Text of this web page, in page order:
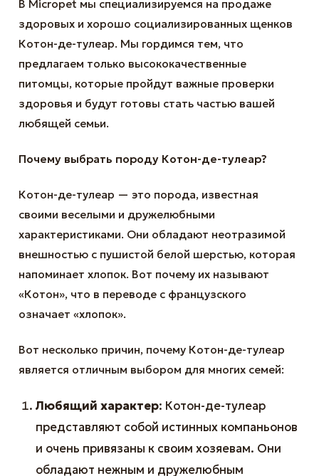
В Micropet мы специализируемся на продаже
здоровых и хорошо социализированных щенков
Котон-де-тулеар. Мы гордимся тем, что
предлагаем только высококачественные
питомцы, которые пройдут важные проверки
здоровья и будут готовы стать частью вашей
любящей семьи.
Почему выбрать породу Котон-де-тулеар?
Котон-де-тулеар — это порода, известная
своими веселыми и дружелюбными
характеристиками. Они обладают неотразимой
внешностью с пушистой белой шерстью, которая
напоминает хлопок. Вот почему их называют
«Котон», что в переводе с французского
означает «хлопок».
Вот несколько причин, почему Котон-де-тулеар
является отличным выбором для многих семей:
Любящий характер: Котон-де-тулеар
представляют собой истинных компаньонов
и очень привязаны к своим хозяевам. Они
обладают нежным и дружелюбным